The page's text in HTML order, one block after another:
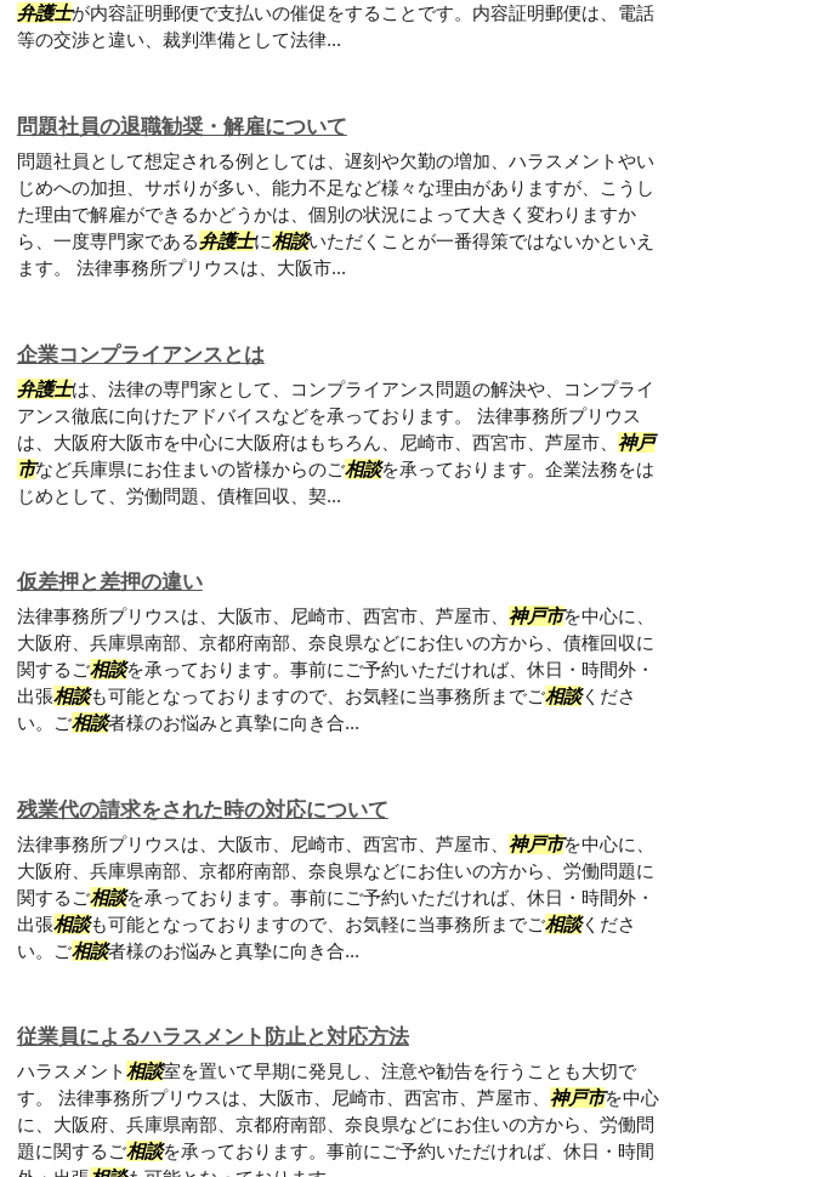
弁護士が内容証明郵便で支払いの催促をすることです。内容証明郵便は、電話
等の交渉と違い、裁判準備として法律...
問題社員の退職勧奨・解雇について
問題社員として想定される例としては、遅刻や欠勤の増加、ハラスメントやい
じめへの加担、サボりが多い、能力不足など様々な理由がありますが、こうし
た理由で解雇ができるかどうかは、個別の状況によって大きく変わりますか
ら、一度専門家である弁護士に相談いただくことが一番得策ではないかといえ
ます。 法律事務所プリウスは、大阪市...
企業コンプライアンスとは
弁護士は、法律の専門家として、コンプライアンス問題の解決や、コンプライ
アンス徹底に向けたアドバイスなどを承っております。 法律事務所プリウス
は、大阪府大阪市を中心に大阪府はもちろん、尼崎市、西宮市、芦屋市、 神戸
市など兵庫県にお住まいの皆様からのご相談を承っております。企業法務をは
じめとして、労働問題、債権回収、契...
仮差押と差押の違い
法律事務所プリウスは、大阪市、尼崎市、西宮市、芦屋市、 神戸市を中心に、
大阪府、兵庫県南部、京都府南部、奈良県などにお住いの方から、債権回収に
関するご相談を承っております。事前にご予約いただければ、休日・時間外・
出張相談も可能となっておりますので、お気軽に当事務所までご相談くださ
い。ご相談者様のお悩みと真摯に向き合...
残業代の請求をされた時の対応について
法律事務所プリウスは、大阪市、尼崎市、西宮市、芦屋市、 神戸市を中心に、
大阪府、兵庫県南部、京都府南部、奈良県などにお住いの方から、労働問題に
関するご相談を承っております。事前にご予約いただければ、休日・時間外・
出張相談も可能となっておりますので、お気軽に当事務所までご相談くださ
い。ご相談者様のお悩みと真摯に向き合...
従業員によるハラスメント防止と対応方法
ハラスメント相談室を置いて早期に発見し、注意や勧告を行うことも大切で
す。 法律事務所プリウスは、大阪市、尼崎市、西宮市、芦屋市、 神戸市を中心
に、大阪府、兵庫県南部、京都府南部、奈良県などにお住いの方から、労働問
題に関するご相談を承っております。事前にご予約いただければ、休日・時間